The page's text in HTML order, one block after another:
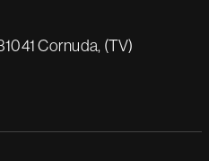
Cornuda, (TV)